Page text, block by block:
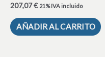
207,07€ 21% IVA incluido
AÑADIR AL CARRITO